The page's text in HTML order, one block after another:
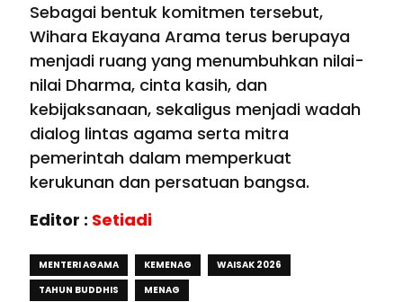
Sebagai bentuk komitmen tersebut,
Wihara Ekayana Arama terus berupaya
menjadi ruang yang menumbuhkan nilai-
nilai Dharma, cinta kasih, dan
kebijaksanaan, sekaligus menjadi wadah
dialog lintas agama serta mitra
pemerintah dalam memperkuat
kerukunan dan persatuan bangsa.
Editor : Setiadi
MENTERI AGAMA KEMENAG
WAISAK 2026
TAHUN BUDDHIS
MENAG